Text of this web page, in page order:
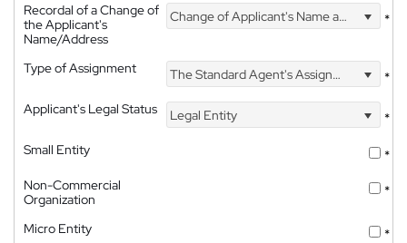
Recordal of a Change of
the Applicant's
Name/Address
Change of Applicant's Name and Address *
Type of Assignment The Standard Agent's Assignment
*
Applicant's Legal Status
Legal Entity
*
Small Entity
*
Non-Commercial
Organization
*
Micro Entity
*